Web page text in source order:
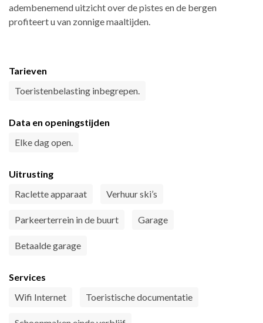
adembenemend uitzicht over de pistes en de bergen
profiteert u van zonnige maaltijden.
Tarieven
Toeristenbelasting inbegrepen.
Data en openingstijden
Elke dag open.
Uitrusting
Raclette apparaat
Verhuur ski’s
Parkeerterrein in de buurt Garage
Betaalde garage
Services
Wifi Internet
Toeristische documentatie